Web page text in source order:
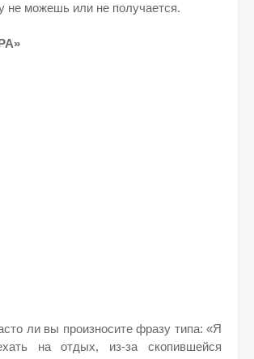
не можешь или не получается.
ли вы произносите фразу типа: «Я
на отдых, из-за скопившейся